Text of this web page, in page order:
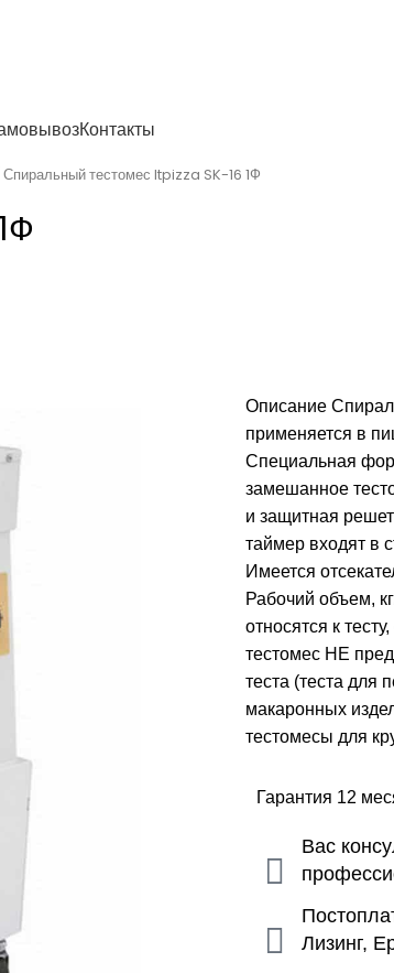
Контакты
Спиральный тестомес Itpizza SK-16 1Ф
Описание
применяется в
Специальная
замешанное
и защитная
таймер входят в
Имеется
Рабочий объем,
относятся к
тестомес НЕ
теста (теста для
макаронных
тестомесы для
Гарантия 12
Вас
Лизинг,